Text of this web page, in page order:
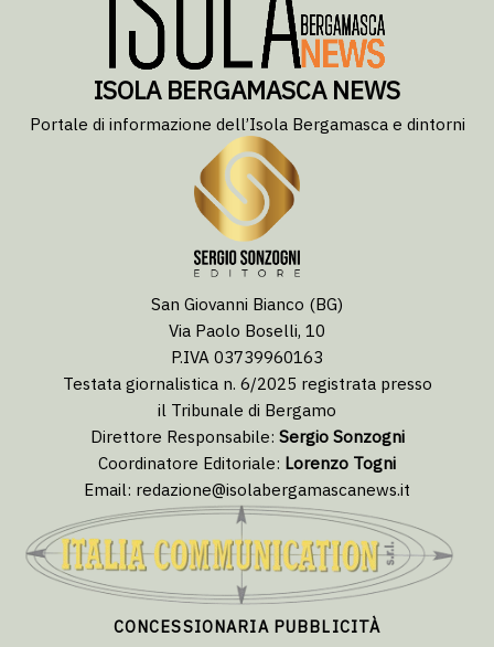
ISOLA BERGAMASCA NEWS
Portale di informazione dell’Isola Bergamasca e dintorni
San Giovanni Bianco (BG)
Via Paolo Boselli, 10
P.IVA 03739960163
Testata giornalistica n. 6/2025 registrata presso
il Tribunale di Bergamo
Direttore Responsabile: Sergio Sonzogni
Coordinatore Editoriale: Lorenzo Togni
Email: redazione@isolabergamascanews.it
CONCESSIONARIA PUBBLICITÀ